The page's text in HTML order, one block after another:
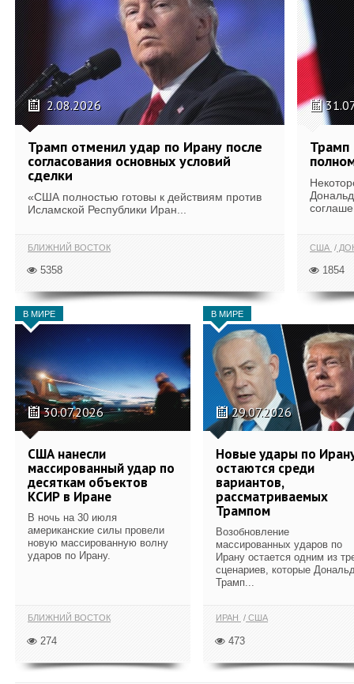
2.08.2026
Трамп отменил удар по Ирану после
согласования основных условий
сделки
«США полностью готовы к действиям против
Исламской Республики Иран...
БЛИЖНИЙ ВОСТОК
5358
Трамп
США
1854
В МИРЕ
30.07.2026
США нанесли
массированный удар по
десяткам объектов
КСИР в Иране
В ночь на 30 июля
американские силы провели
новую массированную волну
ударов по Ирану.
БЛИЖНИЙ ВОСТОК
274
В МИРЕ
29.07.2026
Новые удары по
остаются среди
вариантов,
рассматриваемых
Трампом
Возобновление
массированных ударов по
Ирану остается одним из
сценариев, которые
Трамп...
ИРАН США
473